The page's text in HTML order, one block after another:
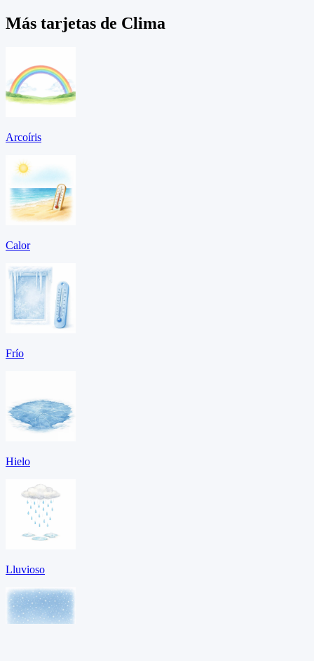
Más tarjetas de Clima
Arcoíris
Calor
Frío
Hielo
Lluvioso